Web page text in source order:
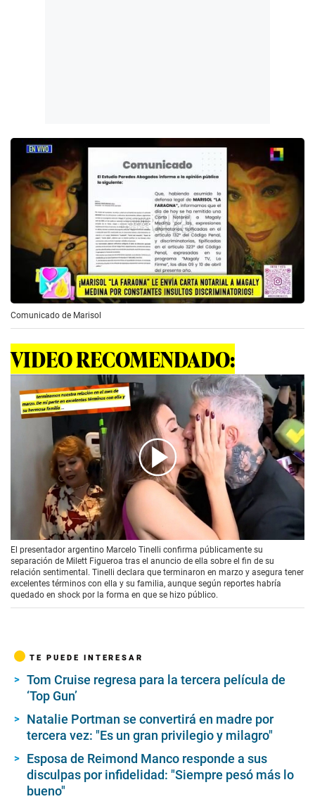
Comunicado de Marisol
VIDEO RECOMENDADO:
00:00/00:41
El presentador argentino Marcelo Tinelli confirma públicamente su
separación de Milett Figueroa tras el anuncio de ella sobre el fin de su
relación sentimental. Tinelli declara que terminaron en marzo y asegura tener
excelentes términos con ella y su familia, aunque según reportes habría
quedado en shock por la forma en que se hizo público.
TE PUEDE INTERESAR
Tom Cruise regresa para la tercera película de
‘Top Gun’
Natalie Portman se convertirá en madre por
tercera vez: "Es un gran privilegio y milagro"
Esposa de Reimond Manco responde a sus
disculpas por infidelidad: "Siempre pesó más lo
bueno"